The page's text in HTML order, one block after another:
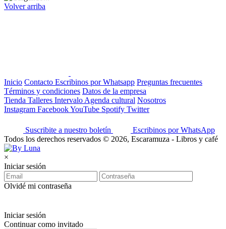
Volver arriba
Inicio Contacto Escribinos por Whatsapp Preguntas frecuentes
Términos y condiciones Datos de la empresa
Tienda Talleres Intervalo Agenda cultural Nosotros
Instagram FacebookYouTube Spotify Twitter
Suscribite a nuestro boletín
Escribinos por WhatsApp
Todos los derechos reservados © 2026, Escaramuza - Libros y café
×
Iniciar sesión
Olvidé mi contraseña
Iniciar sesión
Continuar como invitado